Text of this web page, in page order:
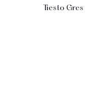
Tiesto Gres